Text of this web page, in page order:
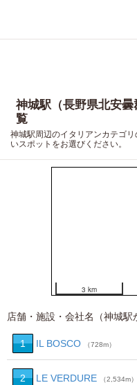
神城駅（長野県北安
覧
神城駅周辺のイタリアンカテゴ
いスポットをお選びください。
3 km
店舗・施設・会社名（神城駅
1 IL BOSCO （728m）
2 LE VERDURE （2,534m）